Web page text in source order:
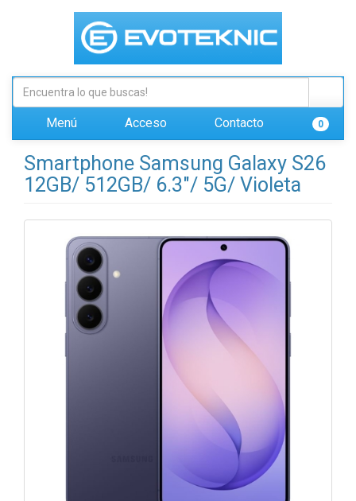
Menú Acceso Contacto 0
Smartphone Samsung Galaxy S26
12GB/ 512GB/ 6.3"/ 5G/ Violeta